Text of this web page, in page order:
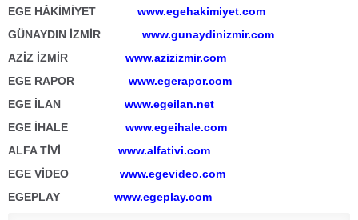
EGE HÂKİMİYET www.egehakimiyet.com
GÜNAYDIN İZMİR www.gunaydinizmir.com
AZİZ İZMİR www.azizizmir.com
EGE RAPOR www.egerapor.com
EGE İLAN www.egeilan.net
EGE İHALE www.egeihale.com
ALFA TİVİ www.alfativi.com
EGE VİDEO www.egevideo.com
EGEPLAY www.egeplay.com